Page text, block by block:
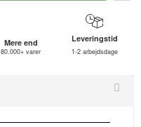
Mere end
80.000+ varer
Leveringstid
1-2 arbejdsdage